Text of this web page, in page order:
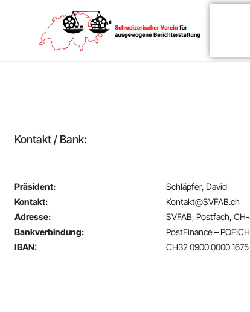
Kontakt / Bank:
Präsident:
Schläpfer, David
Kontakt:
Kontakt@SVFAB.ch
Adresse:
SVFAB, Postfach,
Bankverbindung:
PostFinance –
IBAN:
CH32 0900 0000 1675